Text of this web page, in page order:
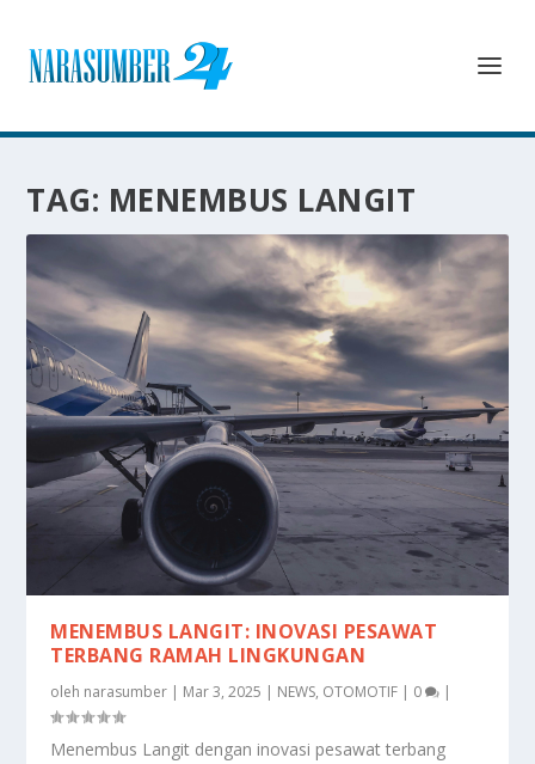
TAG: MENEMBUS LANGIT
MENEMBUS LANGIT: INOVASI PESAWAT
TERBANG RAMAH LINGKUNGAN
oleh narasumber | Mar 3, 2025 | NEWS, OTOMOTIF | 0 |
Menembus Langit dengan inovasi pesawat terbang